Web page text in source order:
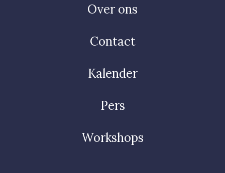
Over ons
Contact
Kalender
Pers
Workshops